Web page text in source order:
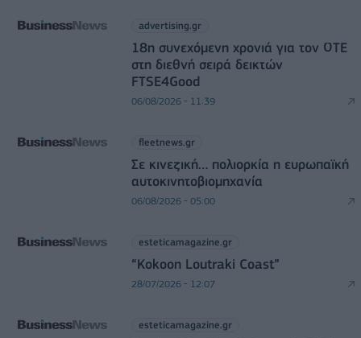
advertising.gr
18η συνεχόμενη χρονιά για τον ΟΤΕ
στη διεθνή σειρά δεικτών
FTSE4Good
06/08/2026 - 11:39
fleetnews.gr
Σε κινεζική… πολιορκία η ευρωπαϊκή
αυτοκινητοβιομηχανία
06/08/2026 - 05:00
esteticamagazine.gr
“Kokoon Loutraki Coast”
28/07/2026 - 12:07
esteticamagazine.gr